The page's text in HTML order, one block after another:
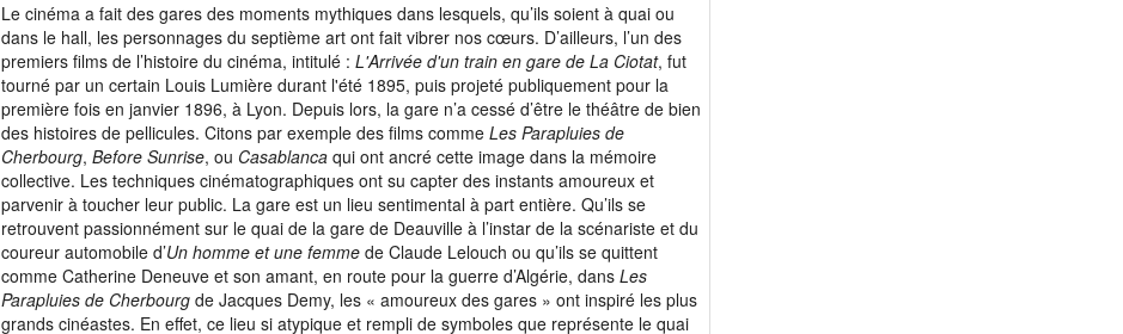
Le cinéma a fait des gares des moments mythiques dans lesquels, qu’ils soient à quai ou
dans le hall, les personnages du septième art ont fait vibrer nos cœurs. D’ailleurs, l’un des
premiers films de l’histoire du cinéma, intitulé : L'Arrivée d'un train en gare de La Ciotat, fut
tourné par un certain Louis Lumière durant l'été 1895, puis projeté publiquement pour la
première fois en janvier 1896, à Lyon. Depuis lors, la gare n’a cessé d’être le théâtre de bien
des histoires de pellicules. Citons par exemple des films comme Les Parapluies de
Cherbourg, Before Sunrise, ou Casablanca qui ont ancré cette image dans la mémoire
collective. Les techniques cinématographiques ont su capter des instants amoureux et
parvenir à toucher leur public. La gare est un lieu sentimental à part entière. Qu’ils se
retrouvent passionnément sur le quai de la gare de Deauville à l’instar de la scénariste et du
coureur automobile d’Un homme et une femme de Claude Lelouch ou qu’ils se quittent
comme Catherine Deneuve et son amant, en route pour la guerre d’Algérie, dans Les
Parapluies de Cherbourg de Jacques Demy, les « amoureux des gares » ont inspiré les plus
grands cinéastes. En effet, ce lieu si atypique et rempli de symboles que représente le quai